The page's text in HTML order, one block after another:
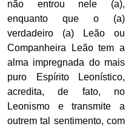
não entrou nele (a),
enquanto que o (a)
verdadeiro (a) Leão ou
Companheira Leão tem a
alma impregnada do mais
puro Espírito Leonístico,
acredita, de fato, no
Leonismo e transmite a
outrem tal sentimento, com